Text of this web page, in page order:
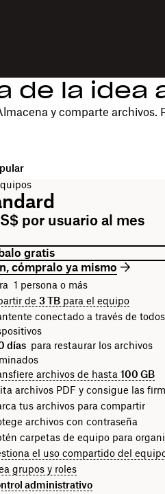
de la idea
y comparte archivos.
por usuario al mes
gratis
cómpralo ya mismo
1 persona o más
de 3 TB para el equipo
conectado a través de
días para restaurar los archivos
archivos de hasta 100 GB
archivos PDF y consigue las
tus archivos para compartir
archivos con contraseña
carpetas de equipo para
el uso compartido del
grupos y roles
administrativo